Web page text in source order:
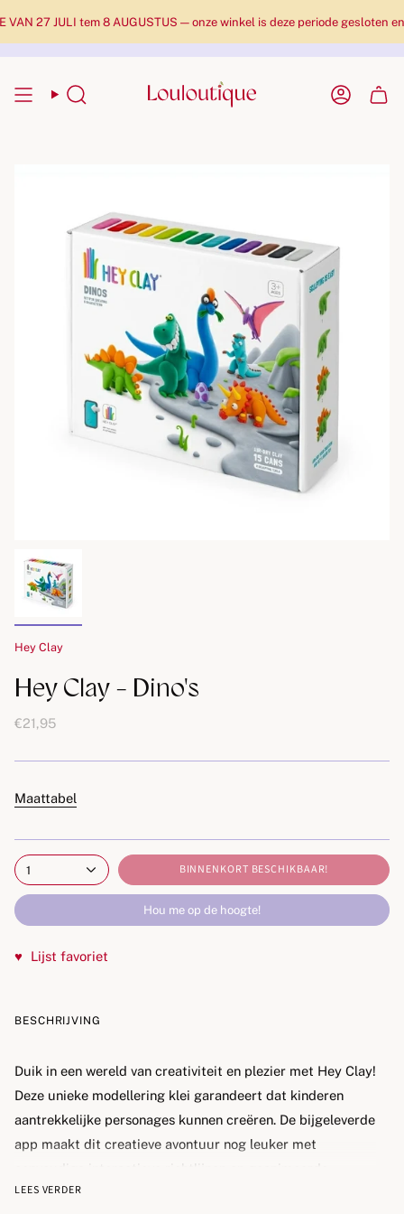
27 JULI tem 8 AUGUSTUS — onze winkel is deze periode gesloten en
Zoekopdracht
Hey Clay
Hey Clay - Dino's
€21,95
Maattabel
1 BINNENKORT BESCHIKBAAR!
Hou me op de hoogte!
♥ Lijst favoriet
BESCHRIJVING
Duik in een wereld van creativiteit en plezier met Hey Clay!
Deze unieke modellering klei garandeert dat kinderen
aantrekkelijke personages kunnen creëren. De bijgeleverde
app maakt dit creatieve avontuur nog leuker met
eenvoudige interactieve richtlijnen en geanimeerde
grappen voor elk personage, plus leuke spelletjes.
LEES VERDER